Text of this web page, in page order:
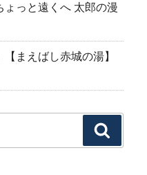
ょっと遠くへ 太郎の漫
まえばし赤城の湯】
索